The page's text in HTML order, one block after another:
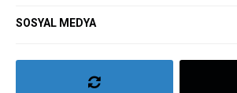
SOSYAL MEDYA